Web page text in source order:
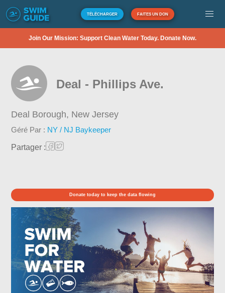
TÉLÉCHARGER FAITES UN DON
Join Our Mission: Support Clean Water Today. Donate Now.
Deal - Phillips Ave.
Deal Borough, New Jersey
Géré Par : NY / NJ Baykeeper
Partager :
Donate today to keep the data flowing